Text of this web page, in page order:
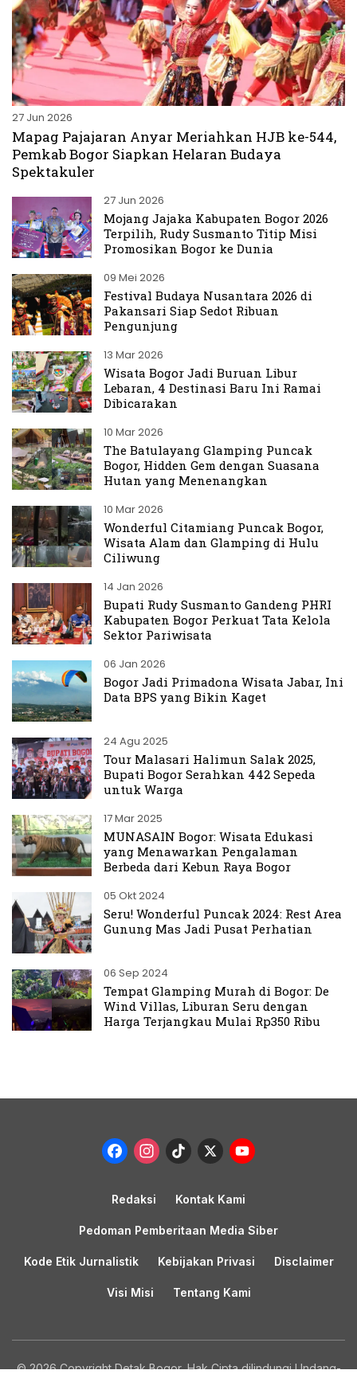
27 Jun 2026
Mapag Pajajaran Anyar Meriahkan HJB ke-544,
Pemkab Bogor Siapkan Helaran Budaya
Spektakuler
27 Jun 2026
Mojang Jajaka Kabupaten Bogor 2026
Terpilih, Rudy Susmanto Titip Misi
Promosikan Bogor ke Dunia
09 Mei 2026
Festival Budaya Nusantara 2026 di
Pakansari Siap Sedot Ribuan
Pengunjung
13 Mar 2026
Wisata Bogor Jadi Buruan Libur
Lebaran, 4 Destinasi Baru Ini Ramai
Dibicarakan
10 Mar 2026
The Batulayang Glamping Puncak
Bogor, Hidden Gem dengan Suasana
Hutan yang Menenangkan
10 Mar 2026
Wonderful Citamiang Puncak Bogor,
Wisata Alam dan Glamping di Hulu
Ciliwung
14 Jan 2026
Bupati Rudy Susmanto Gandeng PHRI
Kabupaten Bogor Perkuat Tata Kelola
Sektor Pariwisata
06 Jan 2026
Bogor Jadi Primadona Wisata Jabar, Ini
Data BPS yang Bikin Kaget
24 Agu 2025
Tour Malasari Halimun Salak 2025,
Bupati Bogor Serahkan 442 Sepeda
untuk Warga
17 Mar 2025
MUNASAIN Bogor: Wisata Edukasi
yang Menawarkan Pengalaman
Berbeda dari Kebun Raya Bogor
05 Okt 2024
Seru! Wonderful Puncak 2024: Rest Area
Gunung Mas Jadi Pusat Perhatian
06 Sep 2024
Tempat Glamping Murah di Bogor: De
Wind Villas, Liburan Seru dengan
Harga Terjangkau Mulai Rp350 Ribu
Facebook
Instagram
TikTok
X
Redaksi Kontak Kami
Pedoman Pemberitaan Media Siber
Kode Etik Jurnalistik Kebijakan Privasi Disclaimer
Visi Misi Tentang Kami
© 2026 Copyright Detak Bogor, Hak Cipta dilindungi Undang-